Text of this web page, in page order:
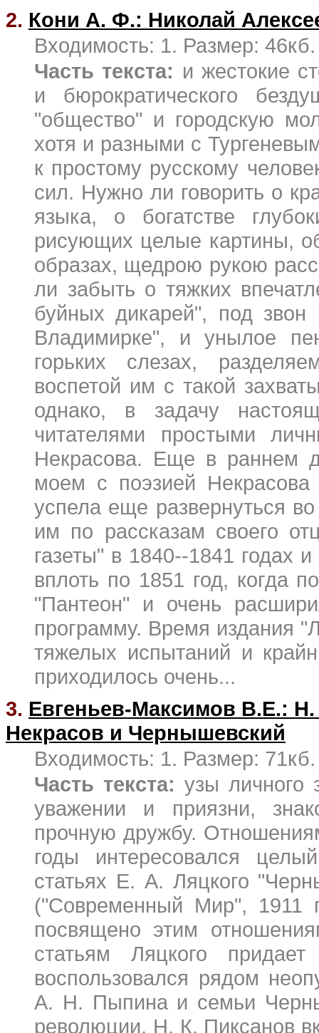
2. Кони А. Ф.: Николай
Входимость: 1. Размер: 46кб.
Часть текста: и жестокие
и бюрократического
"общество" и городскую
хотя и разными с
к простому русскому
сил. Нужно ли говорить о
языка, о богатстве
рисующих целые картины,
образах, щедрою рукою
ли забыть о тяжких
буйных дикарей", под звон
Владимирке", и унылое
горьких слезах,
воспетой им с такой
однако, в задачу
читателями простыми
Некрасова. Еще в раннем
моем с поэзией
успела еще развернуться
им по рассказам своего
газеты" в 1840--1841 годах
вплоть по 1851 год, когда
"Пантеон" и очень
программу. Время издания
тяжелых испытаний и
приходилось очень...
3. Евгеньев-Максимов В.Е.:
Некрасов и Чернышевский
Входимость: 1. Размер: 71кб.
Часть текста: узы личного
уважении и приязни,
прочную дружбу.
годы интересовался
статьях Е. А. Ляцкого
("Современный Мир", 1911
посвящено этим
статьям Ляцкого
воспользовался рядом
А. Н. Пыпина и семьи
революции, Н. К. Пиксанов